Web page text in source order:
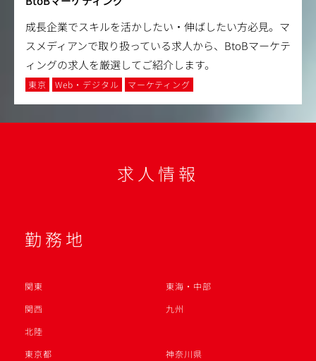
成長企業でスキルを活かしたい・伸ばしたい方必見。マ
スメディアンで取り扱っている求人から、BtoBマーケテ
ィングの求人を厳選してご紹介します。
東京 Web・デジタル マーケティング
求人情報
勤務地
関東
東海・中部
関西
九州
北陸
東京都
神奈川県